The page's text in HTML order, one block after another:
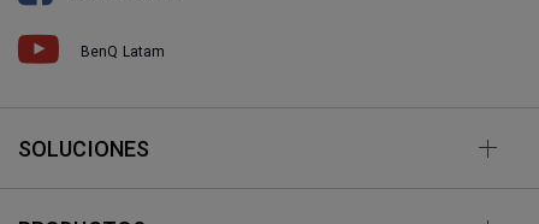
BenQ Latam
SOLUCIONES